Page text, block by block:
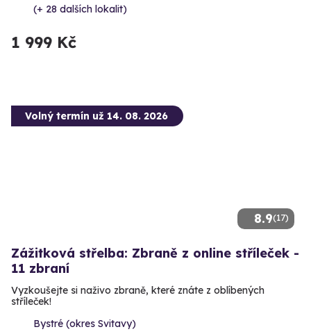
(+ 28 dalších lokalit)
1 999 Kč
8.9(17)
Volný termín už 14. 08. 2026
Zážitková střelba: Zbraně z online stříleček -
11 zbraní
Vyzkoušejte si naživo zbraně, které znáte z oblíbených
stříleček!
Bystré (okres Svitavy)